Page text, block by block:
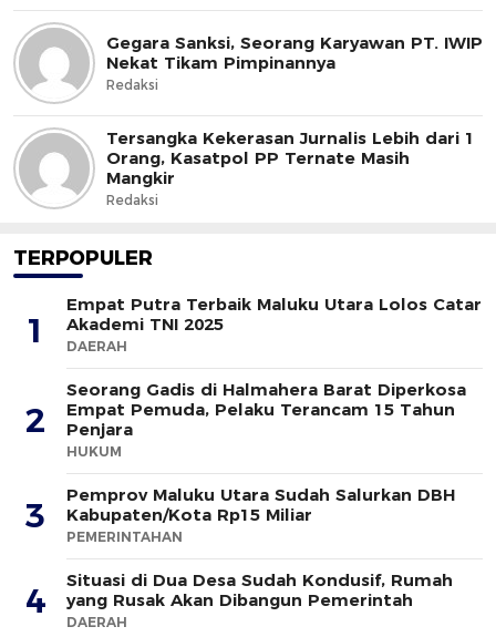
Gegara Sanksi, Seorang Karyawan PT. IWIP
Nekat Tikam Pimpinannya
Redaksi
Tersangka Kekerasan Jurnalis Lebih dari 1
Orang, Kasatpol PP Ternate Masih
Mangkir
Redaksi
TERPOPULER
1
Empat Putra Terbaik Maluku Utara Lolos Catar
Akademi TNI 2025
DAERAH
2
Seorang Gadis di Halmahera Barat Diperkosa
Empat Pemuda, Pelaku Terancam 15 Tahun
Penjara
HUKUM
3
Pemprov Maluku Utara Sudah Salurkan DBH
Kabupaten/Kota Rp15 Miliar
PEMERINTAHAN
4
Situasi di Dua Desa Sudah Kondusif, Rumah
yang Rusak Akan Dibangun Pemerintah
DAERAH